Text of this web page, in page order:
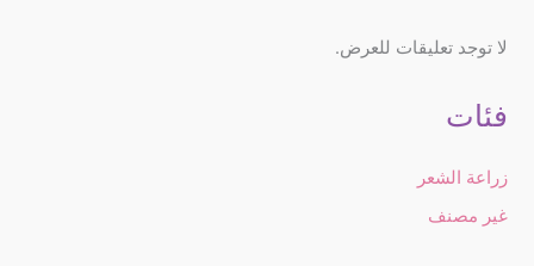
لا توجد تعليقات للعرض.
فئات
زراعة الشعر
غير مصنف